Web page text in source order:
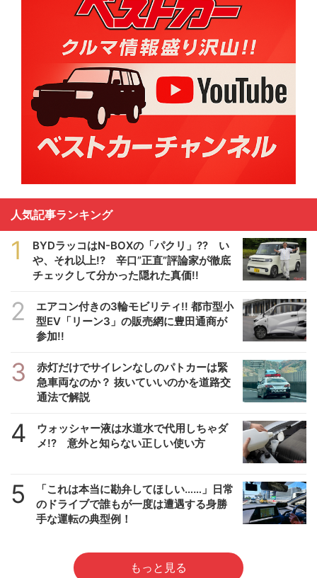
人気記事ランキング
1
BYDラッコはN-BOXの「パクリ」?? い
や、それ以上!? 辛口”正直”評論家が徹底
チェックして分かった隠れた真価!!
2
エアコン付きの3輪モビリティ!! 都市型小
型EV「リーン3」の販売網に豊田通商が
参加!!
3
赤灯だけでサイレンなしのパトカーは緊
急車両なのか？ 抜いていいのかを道路交
通法で解説
4
ウォッシャー液は水道水で代用しちゃダ
メ!? 意外と知らない正しい使い方
5
「これは本当に勘弁してほしい……」日常
のドライブで誰もが一度は遭遇する身勝
手な運転の典型例！
もっと見る